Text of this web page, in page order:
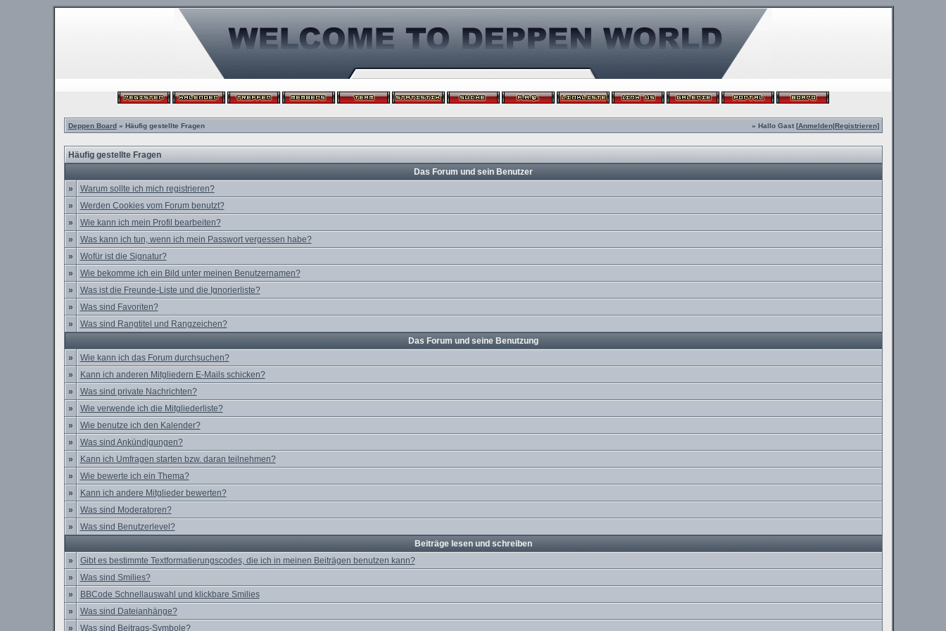
Deppen Board» Häufig gestellte Fragen » Hallo Gast [Anmelden|Registrieren]
Häufig gestellte Fragen
Das Forum und sein Benutzer
»
Warum sollte ich mich registrieren?
»
Werden Cookies vom Forum benutzt?
»
Wie kann ich mein Profil bearbeiten?
»
Was kann ich tun, wenn ich mein Passwort vergessen habe?
»
Wofür ist die Signatur?
»
Wie bekomme ich ein Bild unter meinen Benutzernamen?
»
Was ist die Freunde-Liste und die Ignorierliste?
»
Was sind Favoriten?
»
Was sind Rangtitel und Rangzeichen?
Das Forum und seine Benutzung
»
Wie kann ich das Forum durchsuchen?
»
Kann ich anderen Mitgliedern E-Mails schicken?
»
Was sind private Nachrichten?
»
Wie verwende ich die Mitgliederliste?
»
Wie benutze ich den Kalender?
»
Was sind Ankündigungen?
»
Kann ich Umfragen starten bzw. daran teilnehmen?
»
Wie bewerte ich ein Thema?
»
Kann ich andere Mitglieder bewerten?
»
Was sind Moderatoren?
»
Was sind Benutzerlevel?
Beiträge lesen und schreiben
»
Gibt es bestimmte Textformatierungscodes, die ich in meinen Beiträgen benutzen kann?
»
Was sind Smilies?
»
BBCode Schnellauswahl und klickbare Smilies
»
Was sind Dateianhänge?
»
Was sind Beitrags-Symbole?